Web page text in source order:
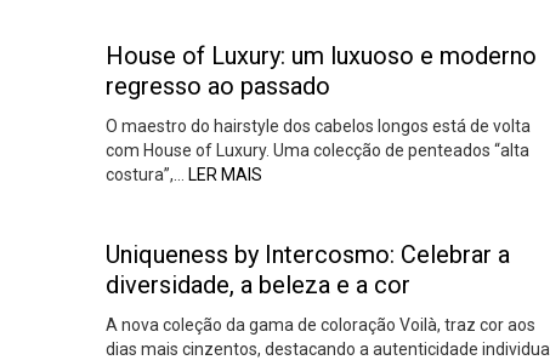
House of Luxury: um luxuoso e moderno
regresso ao passado
O maestro do hairstyle dos cabelos longos está de volta
com House of Luxury. Uma colecção de penteados “alta
costura”,…
LER MAIS
Uniqueness by Intercosmo: Celebrar a
diversidade, a beleza e a cor
A nova coleção da gama de coloração Voilà, traz cor aos
dias mais cinzentos, destacando a autenticidade individual